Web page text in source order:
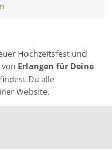
Hochzeitsfest und
Erlangen für Deine
Du alle
Website.